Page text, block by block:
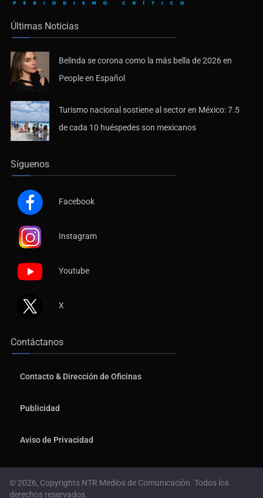
Últimas Noticias
Belinda se corona como la más bella de 2026 en
People en Español
Turismo nacional sostiene al sector en México: 7.5
de cada 10 huéspedes son mexicanos
Síguenos
Facebook
Instagram
Youtube
X
Contáctanos
Contacto & Dirección de Oficinas
Publicidad
Aviso de Privacidad
© 2026, Copyrights NTR Medios de Comunicación. Todos los
derechos reservados.